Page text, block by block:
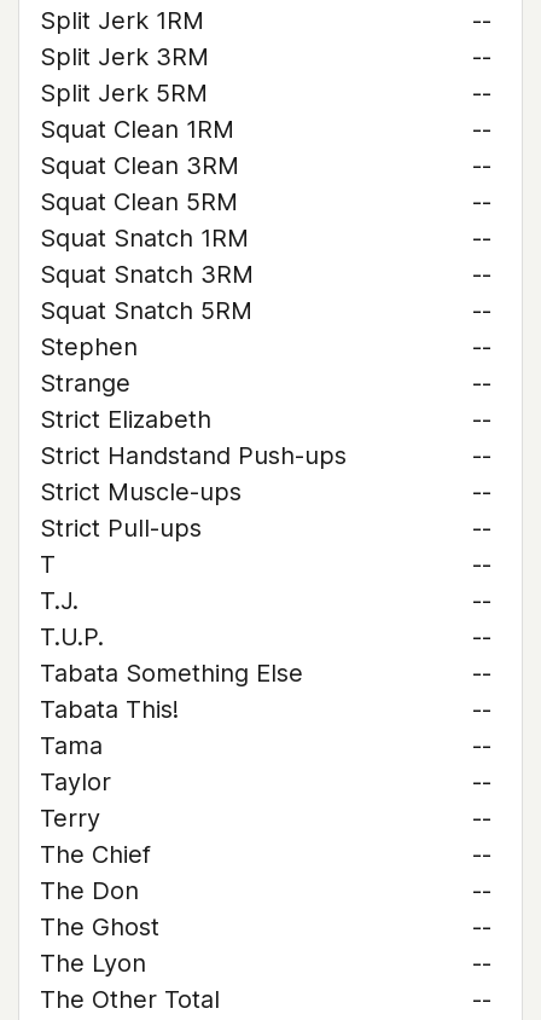
Split Jerk 1RM
--
Split Jerk 3RM
--
Split Jerk 5RM
--
Squat Clean 1RM
--
Squat Clean 3RM
--
Squat Clean 5RM
--
Squat Snatch 1RM
--
Squat Snatch 3RM
--
Squat Snatch 5RM
--
Stephen
--
Strange
--
Strict Elizabeth
--
Strict Handstand Push-ups
--
Strict Muscle-ups
--
Strict Pull-ups
--
T
--
T.J.
--
T.U.P.
--
Tabata Something Else
--
Tabata This!
--
Tama
--
Taylor
--
Terry
--
The Chief
--
The Don
--
The Ghost
--
The Lyon
--
The Other Total
--